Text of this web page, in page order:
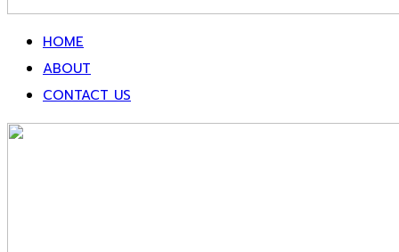
HOME
ABOUT
CONTACT US